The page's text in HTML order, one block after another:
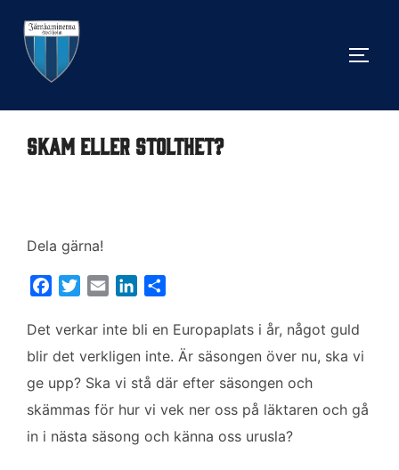
innehåll
Skam eller stolthet?
Dela gärna!
c
e
o
o
k
i
t
e
r
a
i
n
k
d
I
n
l
a
Det verkar inte bli en Europaplats i år, något guld
blir det verkligen inte. Är säsongen över nu, ska vi
ge upp? Ska vi stå där efter säsongen och
skämmas för hur vi vek ner oss på läktaren och gå
in i nästa säsong och känna oss urusla?